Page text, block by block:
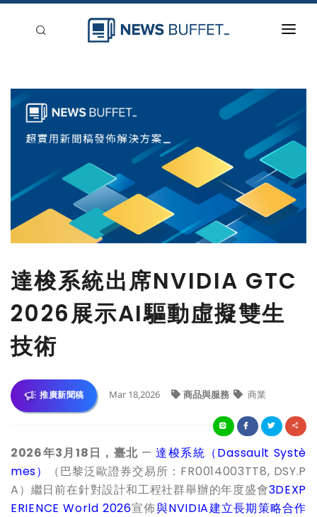
達梭系統出席NVIDIA GTC
2026展示AI驅動虛擬雙生
技術
推廣新聞稿 Mar 18,2026 商品與服務 商業
2026年3月18日，臺北 —達梭系統（Dassault Systè
mes）
（巴黎泛歐證券交易所：FR0014003TT8, DSY.P
A）繼日前在針對設計和工程社群舉辦的年度盛會3DEXP
ERIENCE World 2026宣佈與NVIDIA建立長期策略合作